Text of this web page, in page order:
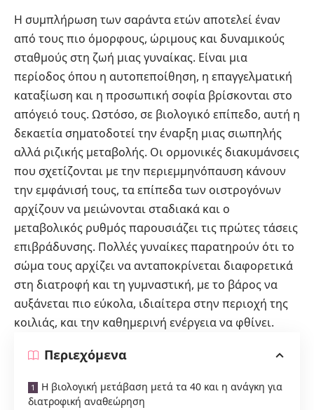
Η συμπλήρωση των σαράντα ετών αποτελεί έναν
από τους πιο όμορφους, ώριμους και δυναμικούς
σταθμούς στη ζωή μιας γυναίκας. Είναι μια
περίοδος όπου η αυτοπεποίθηση, η επαγγελματική
καταξίωση και η προσωπική σοφία βρίσκονται στο
απόγειό τους. Ωστόσο, σε βιολογικό επίπεδο, αυτή η
δεκαετία σηματοδοτεί την έναρξη μιας σιωπηλής
αλλά ριζικής μεταβολής. Οι ορμονικές διακυμάνσεις
που σχετίζονται με την περιεμμηνόπαυση κάνουν
την εμφάνισή τους, τα επίπεδα των οιστρογόνων
αρχίζουν να μειώνονται σταδιακά και ο
μεταβολικός ρυθμός παρουσιάζει τις πρώτες τάσεις
επιβράδυνσης. Πολλές γυναίκες παρατηρούν ότι το
σώμα τους αρχίζει να ανταποκρίνεται διαφορετικά
στη διατροφή και τη γυμναστική, με το βάρος να
αυξάνεται πιο εύκολα, ιδιαίτερα στην περιοχή της
κοιλιάς, και την καθημερινή ενέργεια να φθίνει.
Περιεχόμενα
Η βιολογική μετάβαση μετά τα 40 και η ανάγκη για
διατροφική αναθεώρηση